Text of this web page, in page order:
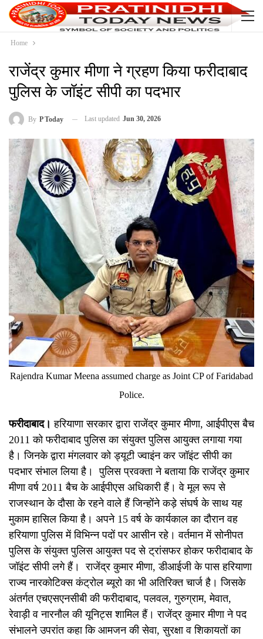
Home
राजेंद्र कुमार मीणा ने ग्रहण किया फरीदाबाद
पुलिस के जॉइंट सीपी का पदभार
By P Today Last updated Jun 30, 2026
Rajendra Kumar Meena assumed charge as Joint CP of Faridabad
Police.
फरीदाबाद। हरियाणा सरकार द्वारा राजेंद्र कुमार मीणा, आईपीएस बैच
2011 को फरीदाबाद पुलिस का संयुक्त पुलिस आयुक्त लगाया गया
है। जिनके द्वारा मंगलवार को ड्यूटी ज्वाइंन कर जॉइंट सीपी का
पदभार संभाल लिया है। पुलिस प्रवक्ता ने बताया कि राजेंद्र कुमार
मीणा वर्ष 2011 बैच के आईपीएस अधिकारी हैं। वे मूल रूप से
राजस्थान के दौसा के रहने वाले हैं जिन्होंने कड़े संघर्ष के साथ यह
मुकाम हासिल किया है। अपने 15 वर्ष के कार्यकाल का दौरान वह
हरियाणा पुलिस में विभिन्न पदों पर आसीन रहे। वर्तमान में सोनीपत
पुलिस के संयुक्त पुलिस आयुक्त पद से ट्रांसफर होकर फरीदाबाद के
जॉइंट सीपी लगे हैं। राजेंद्र कुमार मीणा, डीआईजी के पास हरियाणा
राज्य नारकोटिक्स कंट्रोल ब्यूरो का भी अतिरिक्त चार्ज है। जिसके
अंतर्गत एचएसएनसीबी की फरीदाबाद, पलवल, गुरुग्राम, मेवात,
रेवाड़ी व नारनौल की यूनिट्स शामिल हैं। राजेंद्र कुमार मीणा ने पद
संभालने उपरांत कहा कि आमजन की सेवा, सुरक्षा व शिकायतों का